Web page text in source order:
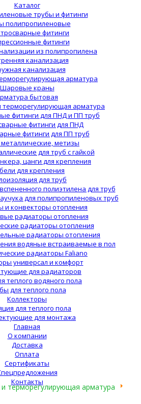
Каталог
трубы и фитинги
полипропиленовые
фитинги
фитинги
из полипропилена
канализация
канализация
арматура
Шаровые краны
бытовая
терморегулирующая арматура
фитинги для ПНД и ПП труб
фитинги для ПНД
фитинги для ПП труб
метизы
для труб с гайкой
цанги для крепления
для крепления
для труб
полиэтилена для труб
для полипропиленовых труб
и конвекторы отопления
радиаторы отопления
радиаторы отопления
радиаторы отопления
водяные встраиваемые в пол
радиаторы Faliano
универсал и комфорт
для радиаторов
теплого водяного пола
для теплого пола
Коллекторы
для теплого пола
для монтажа
Главная
О компании
Доставка
Оплата
Сертификаты
Контакты
терморегулирующая арматура